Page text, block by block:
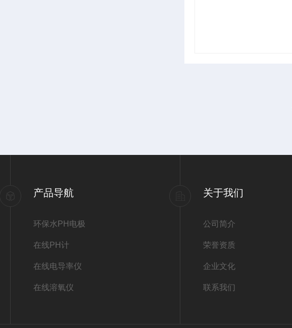
产品导航
环保水PH电极
在线PH计
在线电导率仪
在线溶氧仪
关于我们
公司简介
荣誉资质
企业文化
联系我们